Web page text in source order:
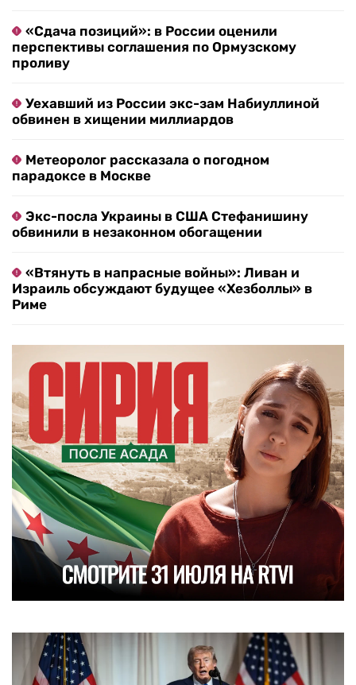
«Сдача позиций»: в России оценили
перспективы соглашения по Ормузскому
проливу
Уехавший из России экс-зам Набиуллиной
обвинен в хищении миллиардов
Метеоролог рассказала о погодном
парадоксе в Москве
Экс-посла Украины в США Стефанишину
обвинили в незаконном обогащении
«Втянуть в напрасные войны»: Ливан и
Израиль обсуждают будущее «Хезболлы» в
Риме